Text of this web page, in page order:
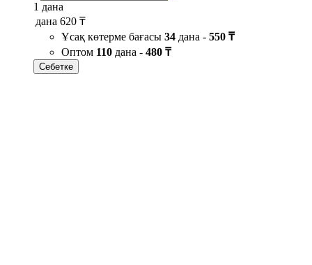
1 дана
дана 620 ₸
Ұсақ көтерме бағасы 34 дана - 550 ₸
Оптом 110 дана - 480 ₸
Себетке